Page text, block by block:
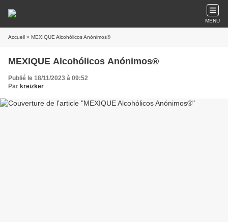
MENU
Accueil » MEXIQUE Alcohólicos Anónimos®
MEXIQUE Alcohólicos Anónimos®
Publié le 18/11/2023 à 09:52
Par kreizker